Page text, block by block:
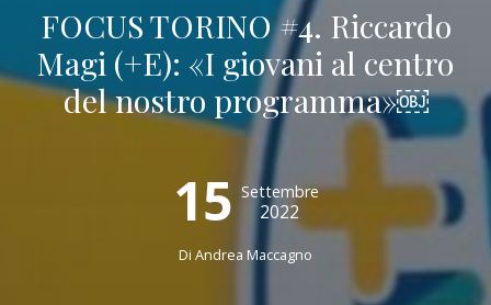
FOCUS TORINO #4. Riccardo
Magi (+E): «I giovani al centro
del nostro programma»￼
15 Settembre
2022
Di Andrea Maccagno